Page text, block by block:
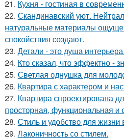
21. Кухня - гостиная в
22. Скандинавский уют.
натуральные материалы
спокойствия создают.
23. Детали - это душа интерьера.
24. Кто сказал, что эффектно -
25. Светлая однушка для
26. Квартира с характером и
27. Квартира спроектирована
просторная, функциональная и
28. Стиль и удобство для
29. Лаконичность со стилем.